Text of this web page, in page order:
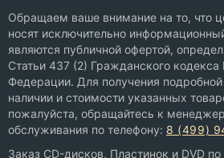
Обращаем ваше внимание на то, что
носят исключительно
являются публичной офертой,
Статьи 437 (2) Гражданского кодекса
Федерации. Для получения
наличии и стоимости указанных
пожалуйста, обращайтесь к
обслуживания по телефону: 8 (499)
Заказ CD-дисков, Пластинок и DVD